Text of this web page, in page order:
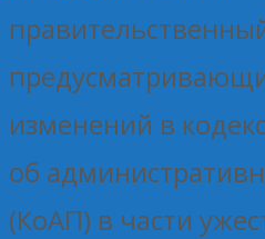
изменений в кодекс
об
(КоАП) в части